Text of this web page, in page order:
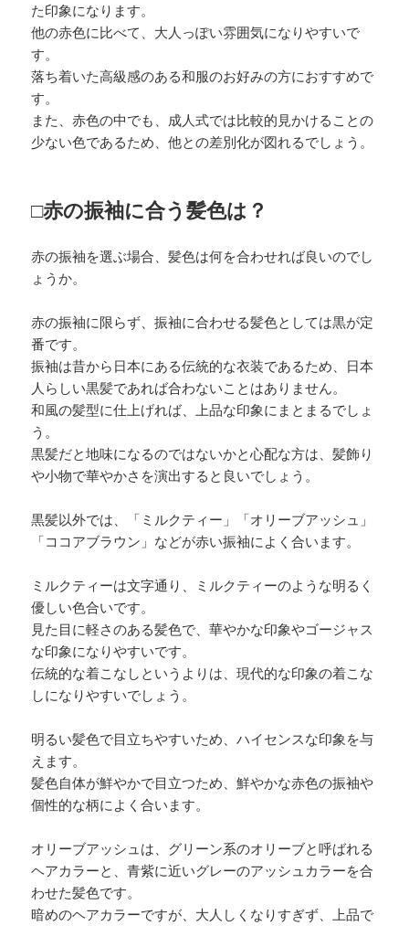
た印象になります。
他の赤色に比べて、大人っぽい雰囲気になりやすいで
す。
落ち着いた高級感のある和服のお好みの方におすすめで
す。
また、赤色の中でも、成人式では比較的見かけることの
少ない色であるため、他との差別化が図れるでしょう。
□赤の振袖に合う髪色は？
赤の振袖を選ぶ場合、髪色は何を合わせれば良いのでし
ょうか。
赤の振袖に限らず、振袖に合わせる髪色としては黒が定
番です。
振袖は昔から日本にある伝統的な衣装であるため、日本
人らしい黒髪であれば合わないことはありません。
和風の髪型に仕上げれば、上品な印象にまとまるでしょ
う。
黒髪だと地味になるのではないかと心配な方は、髪飾り
や小物で華やかさを演出すると良いでしょう。
黒髪以外では、「ミルクティー」「オリーブアッシュ」
「ココアブラウン」などが赤い振袖によく合います。
ミルクティーは文字通り、ミルクティーのような明るく
優しい色合いです。
見た目に軽さのある髪色で、華やかな印象やゴージャス
な印象になりやすいです。
伝統的な着こなしというよりは、現代的な印象の着こな
しになりやすいでしょう。
明るい髪色で目立ちやすいため、ハイセンスな印象を与
えます。
髪色自体が鮮やかで目立つため、鮮やかな赤色の振袖や
個性的な柄によく合います。
オリーブアッシュは、グリーン系のオリーブと呼ばれる
ヘアカラーと、青紫に近いグレーのアッシュカラーを合
わせた髪色です。
暗めのヘアカラーですが、大人しくなりすぎず、上品で